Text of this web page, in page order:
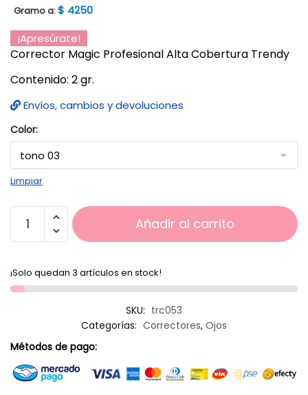
Gramoa:$ 4250
¡Apresúrate!
Corrector Magic Profesional Alta Cobertura Trendy
Contenido: 2 gr.
Envíos, cambios y devoluciones
Color:
Limpiar
Añadir al carrito
¡Solo quedan 3 artículos en stock!
SKU: trc053
Categorías: Correctores, Ojos
Métodos de pago: